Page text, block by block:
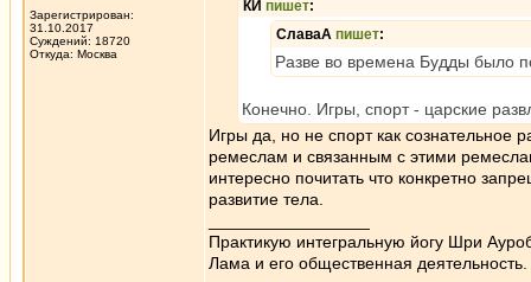
Зарегистрирован:
31.10.2017
Суждений: 18720
Откуда: Москва
КИ пишет:
СлаваА пишет:
Разве во времена Будды было
Конечно. Игры, спорт - царские
Игры да, но не спорт как сознательное
ремеслам и связанным с этими
интересно почитать что конкретно
развитие тела.
Практикую интегральную йогу Шри
Лама и его общественная деятельность.